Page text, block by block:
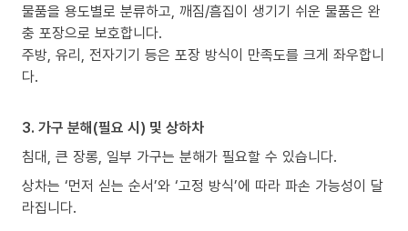
물품을 용도별로 분류하고, 깨짐/흠집이 생기기 쉬운 물품은 완
충 포장으로 보호합니다.
주방, 유리, 전자기기 등은 포장 방식이 만족도를 크게 좌우합니
다.
3. 가구 분해(필요 시) 및 상하차
침대, 큰 장롱, 일부 가구는 분해가 필요할 수 있습니다.
상차는 ‘먼저 싣는 순서’와 ‘고정 방식’에 따라 파손 가능성이 달
라집니다.